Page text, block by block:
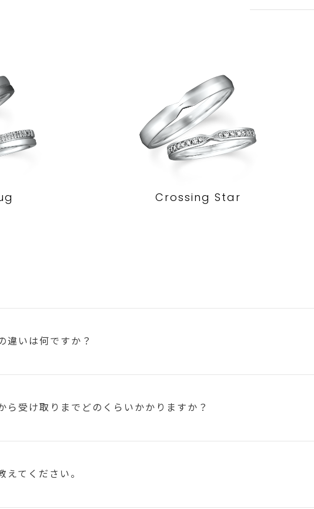
Crossing Star
違いは何ですか？
ら受け取りまで どのくらいかかりますか？
てください。